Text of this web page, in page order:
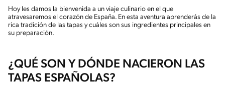
Hoy les damos la bienvenida a un viaje culinario en el que
atravesaremos el corazón de España. En esta aventura aprenderás de la
rica tradición de las tapas y cuáles son sus ingredientes principales en
su preparación.
¿QUÉ SON Y DÓNDE NACIERON LAS
TAPAS ESPAÑOLAS?